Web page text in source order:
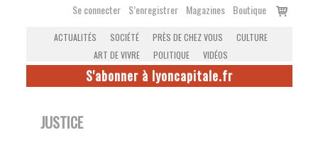
Se connecter S’enregistrer Magazines Boutique
Voir
ACTUALITÉS SOCIÉTÉ PRÈS DE CHEZ VOUS
CULTURE
ART DE VIVRE
POLITIQUE VIDÉOS
S'abonner à lyoncapitale.fr
JUSTICE